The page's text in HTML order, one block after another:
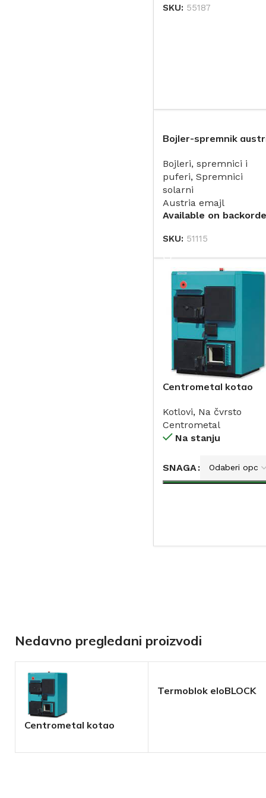
SKU: 55187
Bojler-spremnik
bara
Bojleri, spremnici i
puferi, Spremnici
solarni
Austria emajl
Available on
SKU: 51115
Centrometal kotao
50kW
Kotlovi, Na čvrsto
Centrometal
Na stanju
SNAGA
Nedavno pregledani proizvodi
Centrometal kotao
50kW
Termoblok eloBLOCK